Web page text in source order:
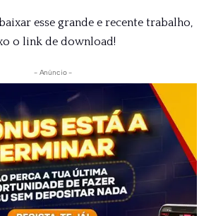
esse grande e recente trabalho,
o link de download!
- Anúncio -